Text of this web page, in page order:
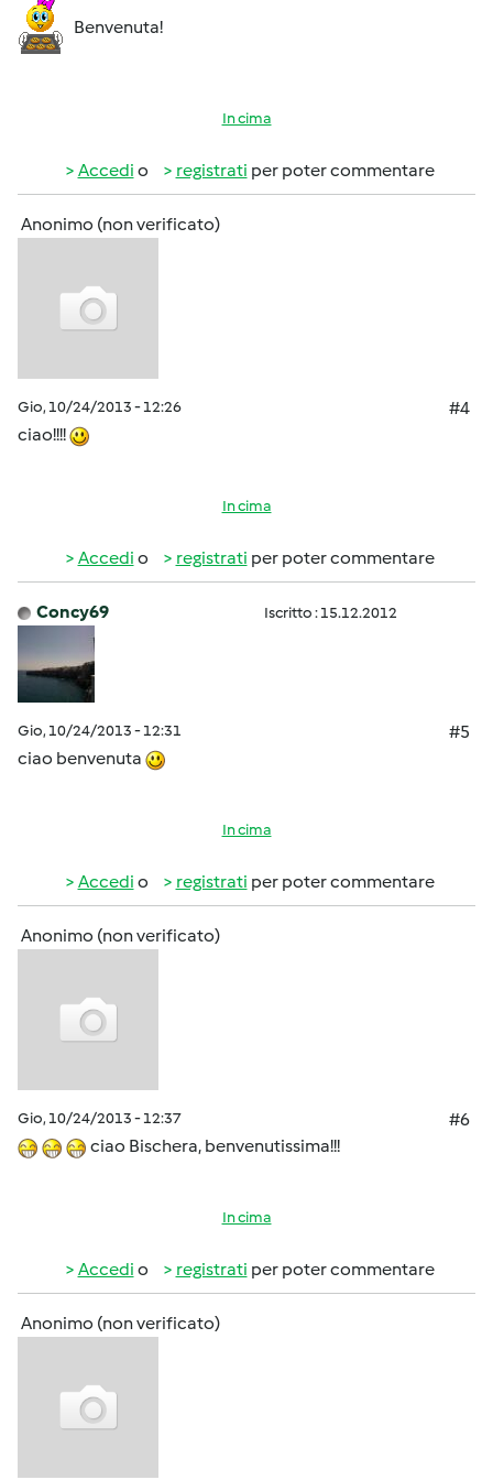
Benvenuta!
In cima
Accedi o registrati per poter commentare
Anonimo (non verificato)
Gio, 10/24/2013 - 12:26
#4
ciao!!!!
In cima
Accedi o registrati per poter commentare
Concy69 Iscritto : 15.12.2012
Gio, 10/24/2013 - 12:31
#5
ciao benvenuta
In cima
Accedi o registrati per poter commentare
Anonimo (non verificato)
Gio, 10/24/2013 - 12:37
#6
ciao Bischera, benvenutissima!!!
In cima
Accedi o registrati per poter commentare
Anonimo (non verificato)